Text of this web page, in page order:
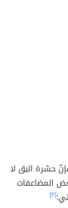
حشرة البق لا
المضاعفات
[٣]